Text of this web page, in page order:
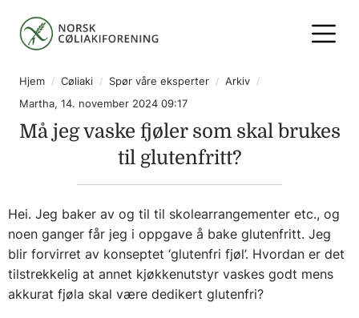
Hjem Cøliaki Spør våre eksperter
Arkiv
Martha, 14. november 2024 09:17
Må jeg vaske fjøler som skal brukes
til glutenfritt?
Hei. Jeg baker av og til til skolearrangementer etc., og
noen ganger får jeg i oppgave å bake glutenfritt. Jeg
blir forvirret av konseptet ‘glutenfri fjøl’. Hvordan er det
tilstrekkelig at annet kjøkkenutstyr vaskes godt mens
akkurat fjøla skal være dedikert glutenfri?